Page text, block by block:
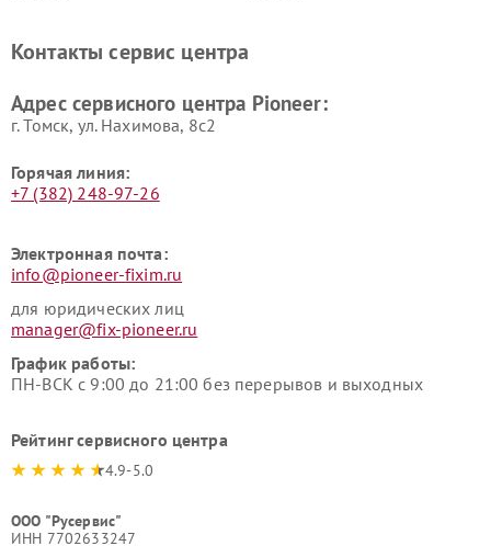
Контакты сервис центра
Адрес сервисного центра Pioneer:
г. Томск, ул. Нахимова, 8с2
Горячая линия:
+7 (382) 248-97-26
Электронная почта:
info@pioneer-fixim.ru
для юридических лиц
manager@fix-pioneer.ru
График работы:
ПН-ВСК с 9:00 до 21:00 без перерывов и выходных
Рейтинг сервисного центра
4.9-5.0
ООО "Русервис"
ИНН 7702633247